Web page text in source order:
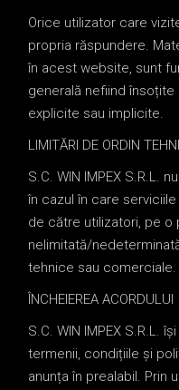
Orice utilizator care
propria răspundere.
în acest website, sunt
generală nefiind
explicite sau implicite.
LIMITĂRI DE ORDIN
S.C. WIN IMPEX S.R.L.
în cazul în care
de către utilizatori, pe o
nelimitată/
tehnice sau comerciale.
ÎNCHEIEREA ACORDULUI
S.C. WIN IMPEX S.R.L.
termenii, condițiile și
anunța în prealabil. Prin